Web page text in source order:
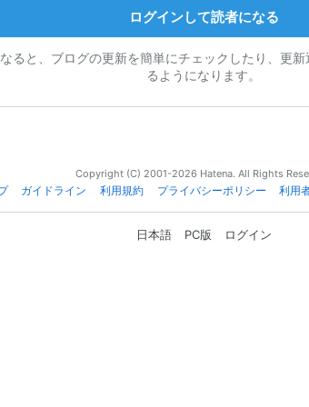
ログインして読者になる
ると、ブログの更新を簡単にチェックしたり、更
るようになります。
Copyright (C) 2001-2026 Hatena. All Rights
ガイドライン 利用規約 プライバシーポリシー 利用
日本語 PC版 ログイン